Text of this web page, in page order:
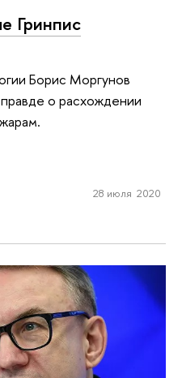
Гринпис
Борис Моргунов
о расхождении
28 июля 2020